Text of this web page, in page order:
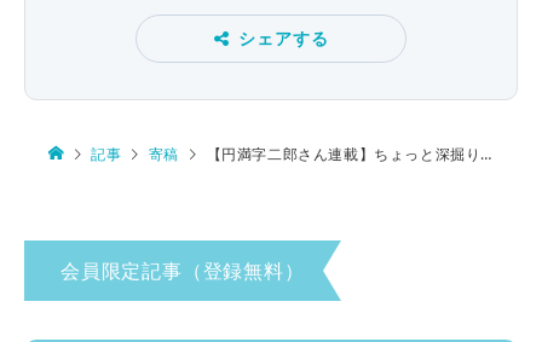
シェアする
記事 寄稿 【円満字二郎さん連載】ちょっと深掘り漢字ニュース第18回 落書きされた漢字のような文字
会員限定記事（登録無料）